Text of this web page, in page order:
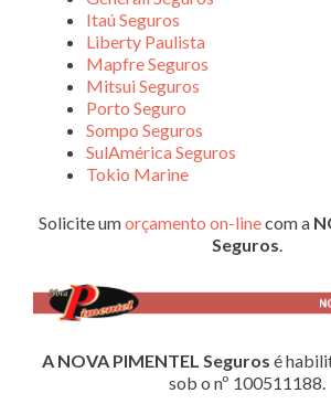
Itaú Seguros
Liberty Paulista
Mapfre Seguros
Mitsui Seguros
Porto Seguro
Sompo Seguros
SulAmérica Seguros
Tokio Marine
Solicite umorçamento on-linecom a
Seguros.
A NOVA PIMENTEL Seguros é
sob o nº 100511188.